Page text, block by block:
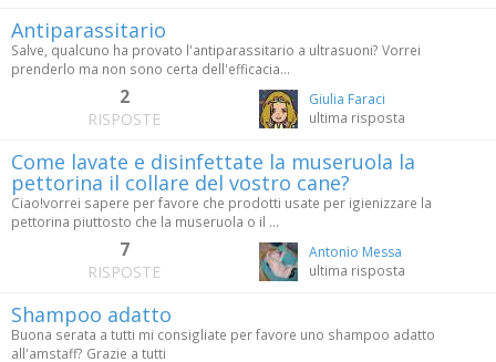
Antiparassitario
Salve, qualcuno ha provato l'antiparassitario a ultrasuoni? Vorrei
prenderlo ma non sono certa dell'efficacia...
2
RISPOSTE
Giulia Faraci
ultima risposta
Come lavate e disinfettate la museruola la
pettorina il collare del vostro cane?
Ciao!vorrei sapere per favore che prodotti usate per igienizzare la
pettorina piuttosto che la museruola o il ...
7
RISPOSTE
Antonio Messa
ultima risposta
Shampoo adatto
Buona serata a tutti mi consigliate per favore uno shampoo adatto
all'amstaff? Grazie a tutti